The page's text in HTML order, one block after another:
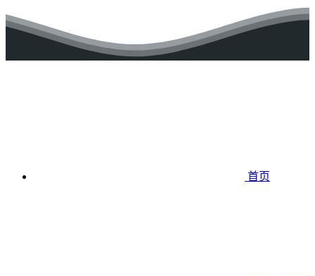
首页